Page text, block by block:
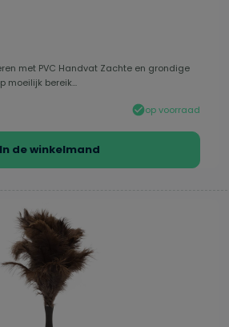
van 4.5 van 5 sterren
met PVC Handvat Zachte en grondige
moeilijk bereik...
op voorraad
In de winkelmand